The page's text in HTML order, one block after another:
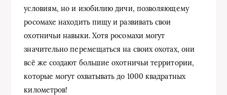
условиям, но и изобилию дичи, позволяющему
росомахе находить пищу и развивать свои
охотничьи навыки. Хотя росомахи могут
значительно перемещаться на своих охотах, они
всё же создают большие охотничьи территории,
которые могут охватывать до 1000 квадратных
километров!